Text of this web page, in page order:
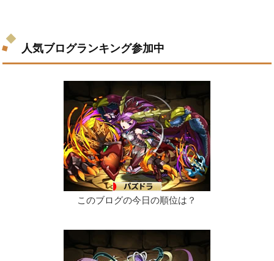
人気ブログランキング参加中
このブログの今日の順位は？